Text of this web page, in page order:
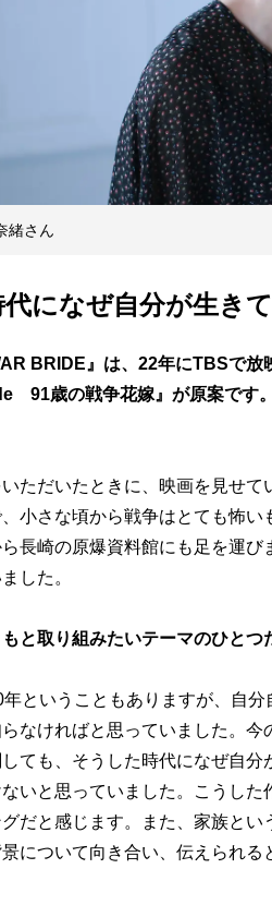
緒さん
になぜ自分が生き
BRIDE』は、22年にTBSで放
91歳の戦争花嫁』が原案です
ただいたときに、映画を見せ
小さな頃から戦争はとても怖い
長崎の原爆資料館にも足を運
した。
取り組みたいテーマのひとつ
年ということもありますが、自
なければと思っていました。
ても、そうした時代になぜ自
いと思っていました。こうし
だと感じます。また、家族と
について向き合い、伝えられ